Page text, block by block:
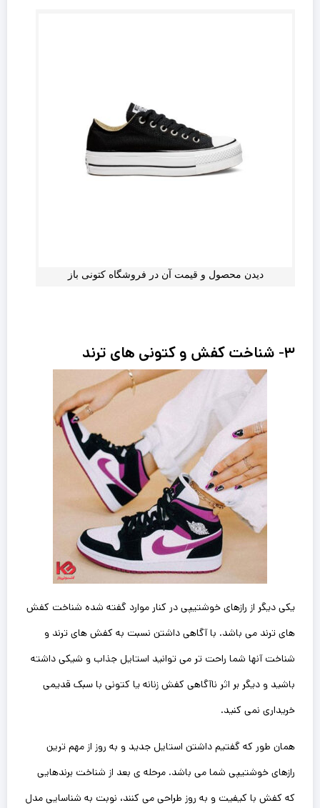
دیدن محصول و قیمت آن در فروشگاه کتونی باز
۳- شناخت کفش و کتونی های ترند
یکی دیگر از رازهای خوشتیپی در کنار موارد گفته شده شناخت کفش
های ترند می باشد. با آگاهی داشتن نسبت به کفش های ترند و
شناخت آنها شما راحت تر می توانید استایل جذاب و شیکی داشته
باشید و دیگر بر اثر ناآگاهی کفش زنانه یا کتونی با سبک ‌قدیمی
خریداری نمی کنید.
همان طور که گفتیم داشتن استایل جدید و به روز از مهم ترین
رازهای خوشتیپی شما می باشد. مرحله ی بعد از شناخت برندهایی
که کفش با کیفیت و به روز طراحی می کنند، نوبت به شناسایی مدل